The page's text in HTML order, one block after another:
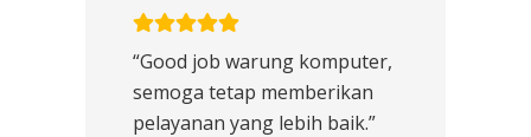
“Good job warung komputer,
semoga tetap memberikan
pelayanan yang lebih baik.”